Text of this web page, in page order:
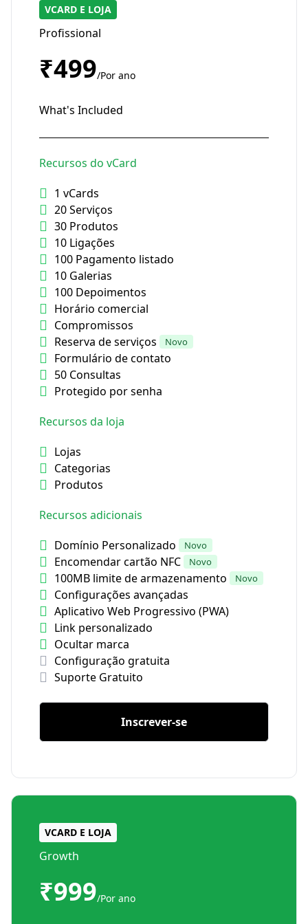
VCARD E LOJA
Profissional
₹499/Por ano
What's Included
Recursos do vCard
1 vCards
20 Serviços
30 Produtos
10 Ligações
100 Pagamento listado
10 Galerias
100 Depoimentos
Horário comercial
Compromissos
Reserva de serviços
Novo
Formulário de contato
50 Consultas
Protegido por senha
Recursos da loja
Lojas
Categorias
Produtos
Recursos adicionais
Domínio Personalizado
Novo
Encomendar cartão NFC Novo
100MB limite de armazenamento Novo
Configurações avançadas
Aplicativo Web Progressivo (PWA)
Link personalizado
Ocultar marca
Configuração gratuita
Suporte Gratuito
Inscrever-se
VCARD E LOJA
Growth
₹999/Por ano